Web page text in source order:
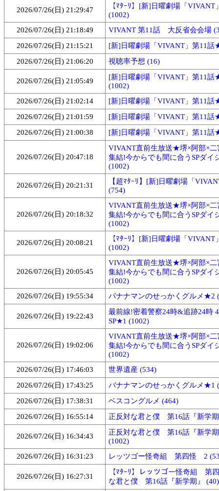
2026/07/26(日) 21:29:47
【ﾏﾀｰﾘ】[新]日曜劇場「
(1002)
2026/07/26(日) 21:18:49
VIVANT 第11話 大反省会会場
2026/07/26(日) 21:15:21
[新]日曜劇場「VIVANT」第11話
2026/07/26(日) 21:06:20
視聴率予想 (16)
2026/07/26(日) 21:05:49
[新]日曜劇場「VIVANT」第11話
(1002)
2026/07/26(日) 21:02:14
[新]日曜劇場「VIVANT」第11話
2026/07/26(日) 21:01:59
[新]日曜劇場「VIVANT」第11話
2026/07/26(日) 21:00:38
[新]日曜劇場「VIVANT」第11話
2026/07/26(日) 20:47:18
VIVANT直前生放送★堺×阿部×二
集結!今からでも間に合うSPダイ
(1002)
2026/07/26(日) 20:21:31
【超ﾏﾀｰﾘ】[新]日曜劇場「
(754)
2026/07/26(日) 20:18:32
VIVANT直前生放送★堺×阿部×二
集結!今からでも間に合うSPダイ
(1002)
2026/07/26(日) 20:08:21
【ﾏﾀｰﾘ】[新]日曜劇場「
(1002)
2026/07/26(日) 20:05:45
VIVANT直前生放送★堺×阿部×二
集結!今からでも間に合うSPダイ
(1002)
2026/07/26(日) 19:55:34
バナナマンのせっかくグルメ★2
2026/07/26(日) 19:22:43
最前線!密着警察24時&追跡24時
SP★1 (1002)
2026/07/26(日) 19:02:06
VIVANT直前生放送★堺×阿部×二
集結!今からでも間に合うSPダイ
(1002)
2026/07/26(日) 17:46:03
世界遺産 (534)
2026/07/26(日) 17:43:25
バナナマンのせっかくグルメ★1
2026/07/26(日) 17:38:31
ベスコングルメ (464)
2026/07/26(日) 16:55:14
正反対な君と僕 第16話『新学
2026/07/26(日) 16:34:43
正反対な君と僕 第16話『新学
(1002)
2026/07/26(日) 16:31:23
レッツゴー怪奇組 第四怪 2
2026/07/26(日) 16:27:31
【ﾏﾀｰﾘ】レッツゴー怪奇組 第
な君と僕 第16話『新学期』 (40)